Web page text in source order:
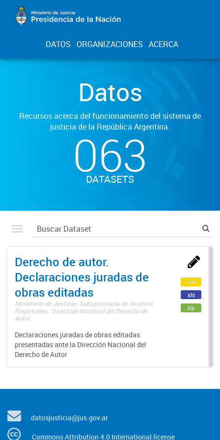
DATOS ORGANIZACIONES ACERCA
Datos
Recursos acerca del funcionamiento del sistema de
justicia de la República Argentina.
063
DATASETS
Derecho de autor.
Declaraciones juradas de
obras editadas
Ministerio de Justicia. Subsecretaría de Asuntos
Registrales. Dirección Nacional del Derecho de
Autor
Declaraciones juradas de obras editadas
presentadas ante la Dirección Nacional del
Derecho de Autor
csv
xls
zip
datosjusticia@jus.gov.ar
Commons Attribution 4.0 International license